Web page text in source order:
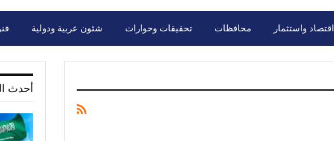
اقتصاد واستثمار محافظات تحقيقات وحوارات شئون عربية ودولية
أحدث